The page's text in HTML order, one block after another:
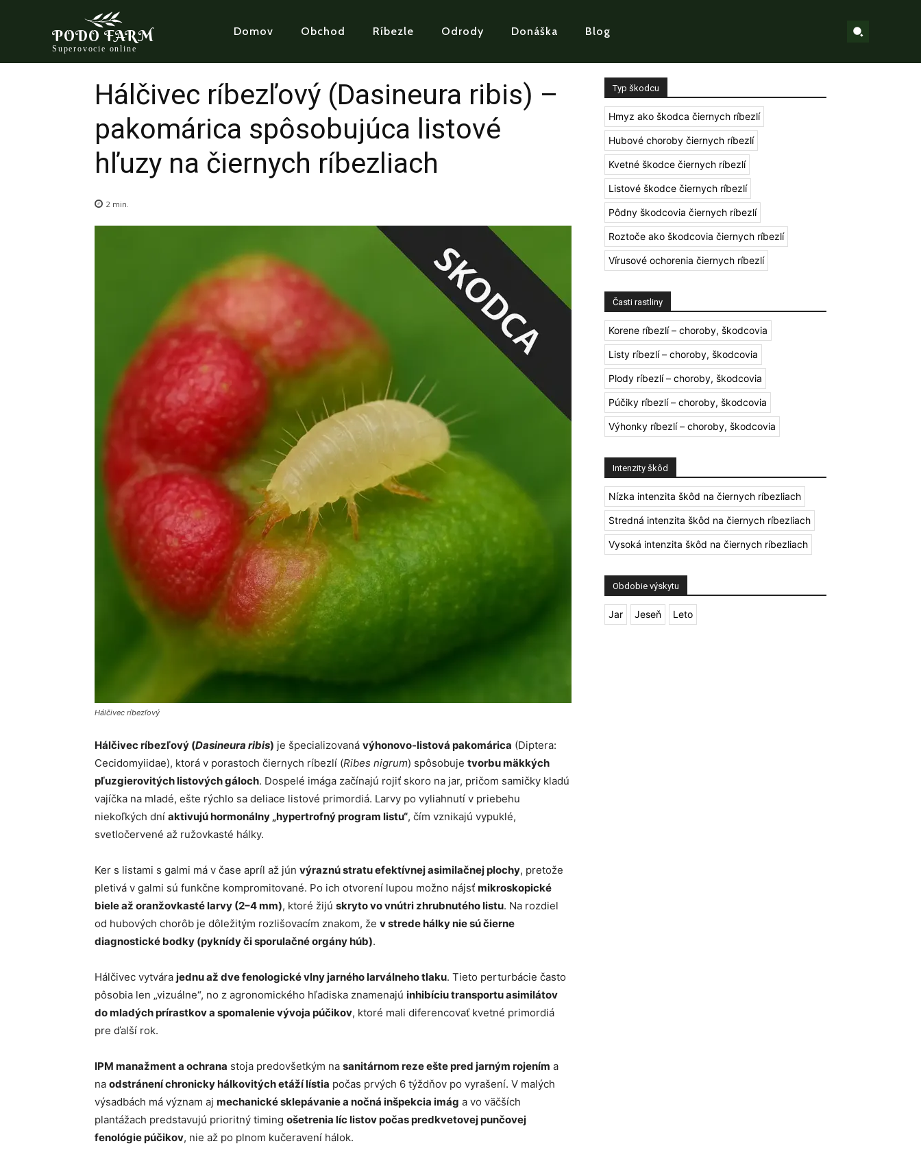
PODO FARM
Superovocie online
Domov Obchod Ríbezle Odrody Donáška Blog
Hálčivec ríbezľový (Dasineura ribis) –
pakomárica spôsobujúca listové
hľuzy na čiernych ríbezliach
2 min.
Hálčivec ríbezľový
Hálčivec ríbezľový (Dasineura ribis) je špecializovaná výhonovo-listová pakomárica (Diptera:
Cecidomyiidae), ktorá v porastoch čiernych ríbezlí (Ribes nigrum) spôsobuje tvorbu mäkkých
pľuzgierovitých listových gáloch. Dospelé imága začínajú rojiť skoro na jar, pričom samičky kladú
vajíčka na mladé, ešte rýchlo sa deliace listové primordiá. Larvy po vyliahnutí v priebehu
niekoľkých dní aktivujú hormonálny „hypertrofný program listu“, čím vznikajú vypuklé,
svetločervené až ružovkasté hálky.
Ker s listami s galmi má v čase apríl až jún výraznú stratu efektívnej asimilačnej plochy, pretože
pletivá v galmi sú funkčne kompromitované. Po ich otvorení lupou možno nájsť mikroskopické
biele až oranžovkasté larvy (2–4 mm), ktoré žijú skryto vo vnútri zhrubnutého listu. Na rozdiel
od hubových chorôb je dôležitým rozlišovacím znakom, že v strede hálky nie sú čierne
diagnostické bodky (pyknídy či sporulačné orgány húb).
Hálčivec vytvára jednu až dve fenologické vlny jarného larválneho tlaku. Tieto perturbácie často
pôsobia len „vizuálne“, no z agronomického hľadiska znamenajú inhibíciu transportu asimilátov
do mladých prírastkov a spomalenie vývoja púčikov, ktoré mali diferencovať kvetné primordiá
pre ďalší rok.
IPM manažment a ochrana stoja predovšetkým na sanitárnom reze ešte pred jarným rojením a
na odstránení chronicky hálkovitých etáží lístia počas prvých 6 týždňov po vyrašení. V malých
výsadbách má význam aj mechanické sklepávanie a nočná inšpekcia imág a vo väčších
plantážach predstavujú prioritný timing ošetrenia líc listov počas predkvetovej punčovej
fenológie púčikov, nie až po plnom kučeravení hálok.
Typ škodcu
Hmyz ako škodca čiernych ríbezlí
Hubové choroby čiernych ríbezlí
Kvetné škodce čiernych ríbezlí
Listové škodce čiernych ríbezlí
Pôdny škodcovia čiernych ríbezlí
Roztoče ako škodcovia čiernych ríbezlí
Vírusové ochorenia čiernych ríbezlí
Časti rastliny
Korene ríbezlí – choroby, škodcovia
Listy ríbezlí – choroby, škodcovia
Plody ríbezlí – choroby, škodcovia
Púčiky ríbezlí – choroby, škodcovia
Výhonky ríbezlí – choroby, škodcovia
Intenzity škôd
Nízka intenzita škôd na čiernych ríbezliach
Stredná intenzita škôd na čiernych ríbezliach
Vysoká intenzita škôd na čiernych ríbezliach
Obdobie výskytu
Jar Jeseň Leto